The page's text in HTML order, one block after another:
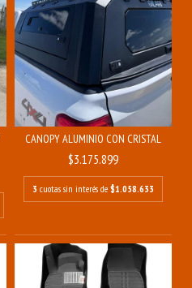
CANOPY ALUMINIO CON CRISTAL
$3.175.899
3 cuotas sin interés de $1.058.633